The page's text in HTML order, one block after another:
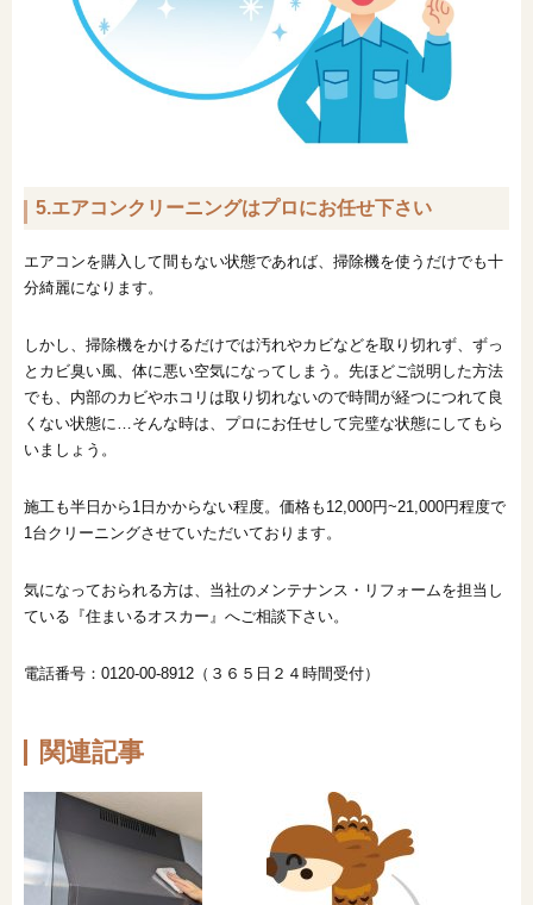
5.エアコンクリーニングはプロにお任せ下さい
エアコンを購入して間もない状態であれば、掃除機を使うだけでも十
分綺麗になります。
しかし、掃除機をかけるだけでは汚れやカビなどを取り切れず、ずっ
とカビ臭い風、体に悪い空気になってしまう。先ほどご説明した方法
でも、内部のカビやホコリは取り切れないので時間が経つにつれて良
くない状態に…そんな時は、プロにお任せして完璧な状態にしてもら
いましょう。
施工も半日から1日かからない程度。価格も12,000円~21,000円程度で
1台クリーニングさせていただいております。
気になっておられる方は、当社のメンテナンス・リフォームを担当し
ている『住まいるオスカー』へご相談下さい。
電話番号：0120-00-8912（３６５日２４時間受付）
関連記事